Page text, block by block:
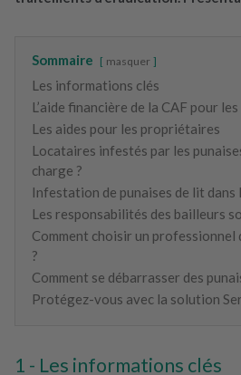
Sommaire masquer
Les informations clés
L’aide financière de la CAF pour
Les aides pour les propriétaires
Locataires infestés par les
charge ?
Infestation de punaises de lit dans
Les responsabilités des bailleurs
Comment choisir un professionnel
?
Comment se débarrasser des
Protégez-vous avec la solution
Les informations clés